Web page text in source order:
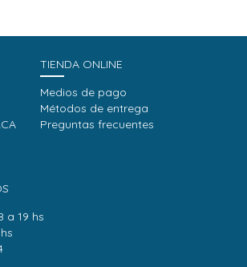
TIENDA ONLINE
Medios de pago
Métodos de entrega
Preguntas frecuentes
a 19 hs